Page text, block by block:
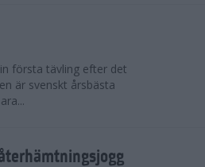
första tävling efter det
är svenskt årsbästa